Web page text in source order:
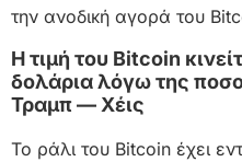
την ανοδική αγορά του
Η τιμή του Bitcoin
δολάρια λόγω της
Τραμπ — Χέις
Το ράλι του Bitcoin έχει